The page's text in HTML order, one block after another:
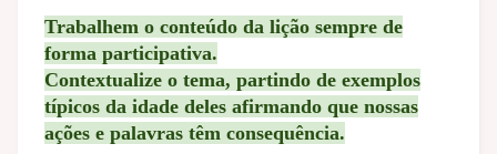
Trabalhem o conteúdo da lição sempre de
forma participativa.
Contextualize o tema, partindo de exemplos
típicos da idade deles afirmando que nossas
ações e palavras têm consequência.